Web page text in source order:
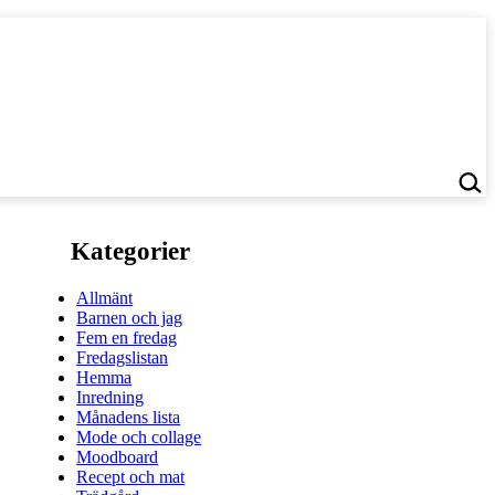
Kategorier
Allmänt
Barnen och jag
Fem en fredag
Fredagslistan
Hemma
Inredning
Månadens lista
Mode och collage
Moodboard
Recept och mat